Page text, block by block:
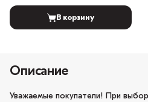
В корзину
Описание
Уважаемые покупатели! При